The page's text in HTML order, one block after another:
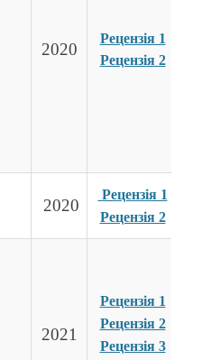
2020
Рецензія 1
Рецензія 2
2020
Рецензія 1
Рецензія 2
2021
Рецензія 1
Рецензія 2
Рецензія 3